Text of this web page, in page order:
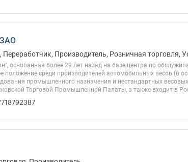
Производитель, Розничная торговля,
основанная более 29 лет назад на базе центра по
положение среди производителей автомобильных весов (в
промышленного назначения и нестандартных
Торговой Промышленной Палаты, а также входит в